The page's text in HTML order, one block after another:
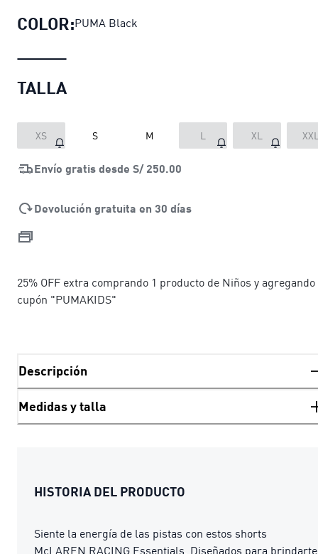
COLOR:PUMA Black
TALLA
XS S M L XL
Envío gratis desde S/ 250.00
Devolución gratuita en 30 días
25% OFF extra comprando 1 producto de Niños y
cupón "PUMAKIDS"
Descripción
Medidas y talla
HISTORIA DEL PRODUCTO
Siente la energía de las pistas con estos shorts
McLAREN RACING Essentials. Diseñados para brindarte